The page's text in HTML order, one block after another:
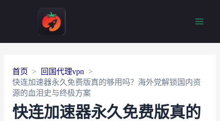
首页
回国代理vpn
快连加速器永久免费版真的够用吗？海外党解锁国内资
源的血泪史与终极方案
快连加速器永久免费版真的